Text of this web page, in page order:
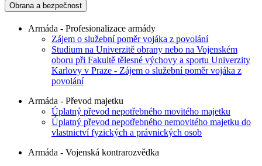
Obrana a bezpečnost
Armáda - Profesionalizace armády
Zájem o služební poměr vojáka z povolání
Studium na Univerzitě obrany nebo na Vojenském
oboru při Fakultě tělesné výchovy a sportu Univerzity
Karlovy v Praze - Zájem o služební poměr vojáka z
povolání
Armáda - Převod majetku
Úplatný převod nepotřebného movitého majetku
Úplatný převod nepotřebného nemovitého majetku do
vlastnictví fyzických a právnických osob
Armáda - Vojenská kontrarozvědka